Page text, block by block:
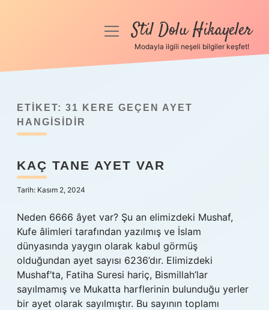
Anasayfa
Yasal Uyarı
menüyüStil Dolu Hikayeler
Modayla ilgili neşeli bilgiler keşfet!
ETIKET: 31 KERE GEÇEN AYET
HANGISIDIR
KAÇ TANE AYET VAR
Tarih: Kasım 2, 2024
Neden 6666 âyet var? Şu an elimizdeki Mushaf,
Kufe âlimleri tarafından yazılmış ve İslam
dünyasında yaygın olarak kabul görmüş
olduğundan ayet sayısı 6236’dır. Elimizdeki
Mushaf’ta, Fatiha Suresi hariç, Bismillah’lar
sayılmamış ve Mukatta harflerinin bulunduğu yerler
bir ayet olarak sayılmıştır. Bu sayının toplamı